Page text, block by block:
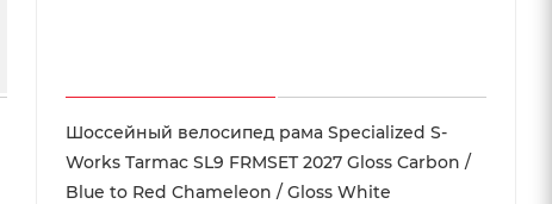
Шоссейный велосипед рама Specialized S-
Works Tarmac SL9 FRMSET 2027 Gloss Carbon /
Blue to Red Chameleon / Gloss White